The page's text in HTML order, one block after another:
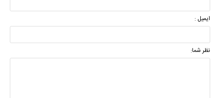
ایمیل :
نظر شما: